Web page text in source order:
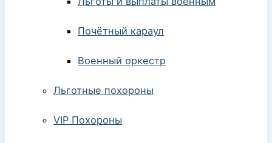
Почётный караул
Военный оркестр
Льготные похороны
VIP Похороны